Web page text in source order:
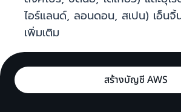
ไอร์แลนด์, ลอนดอน, สเปน) เอ็นจิ้
เพิ่มเติม
สร้างบัญชี AWS